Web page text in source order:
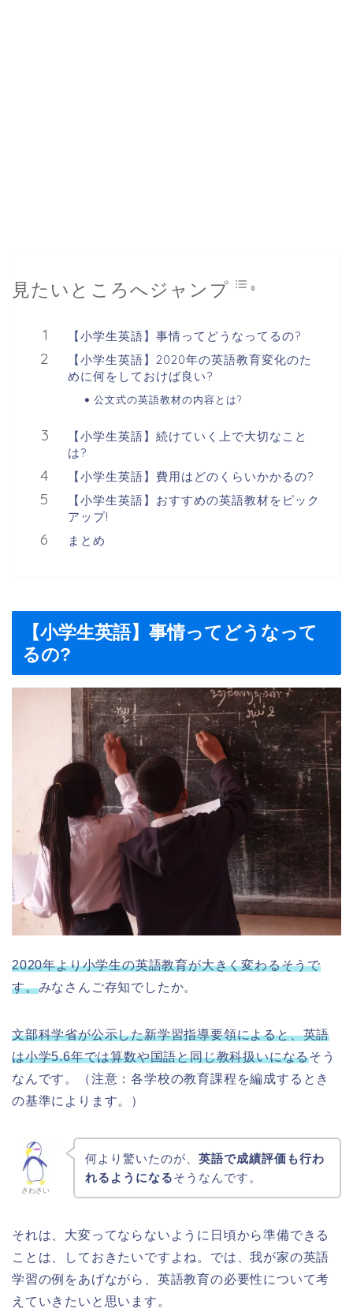
見たいところへジャンプ
【小学生英語】事情ってどうなってるの?
【小学生英語】2020年の英語教育変化のた
めに何をしておけば良い?
公文式の英語教材の内容とは?
【小学生英語】続けていく上で大切なこと
は?
【小学生英語】費用はどのくらいかかるの?
【小学生英語】おすすめの英語教材をピック
アップ!
まとめ
【小学生英語】事情ってどうなって
るの?
2020年より小学生の英語教育が大きく変わるそうで
す。みなさんご存知でしたか。
文部科学省が公示した新学習指導要領によると、英語
は小学5.6年では算数や国語と同じ教科扱いになるそう
なんです。（注意：各学校の教育課程を編成するとき
の基準によります。）
さわさい
何より驚いたのが、 英語で成績評価も行わ
れるようになるそうなんです。
それは、大変ってならないように日頃から準備できる
ことは、しておきたいですよね。では、我が家の英語
学習の例をあげながら、英語教育の必要性について考
えていきたいと思います。